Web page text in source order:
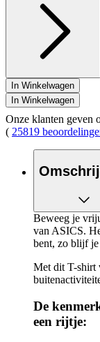
In Winkelwagen
In Winkelwagen
Onze klanten geven
( 25819
Beweeg je
van ASICS.
bent, zo blijf
Met dit T-shirt
De
een rijtje: